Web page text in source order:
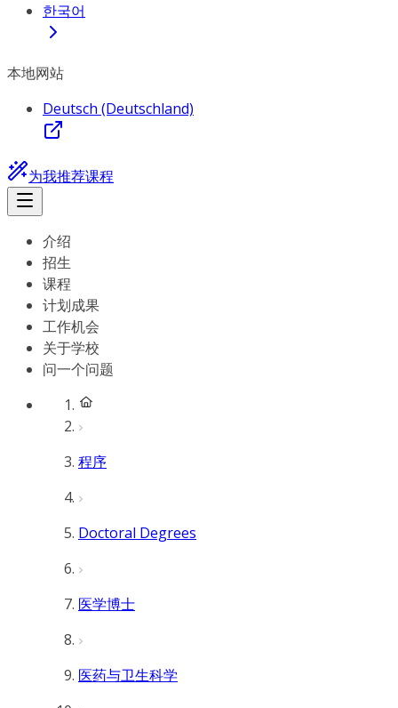
한국어
本地网站
Deutsch (Deutschland)
为我推荐课程
介绍
招生
课程
计划成果
工作机会
关于学校
问一个问题
程序
Doctoral Degrees
医学博士
医药与卫生科学